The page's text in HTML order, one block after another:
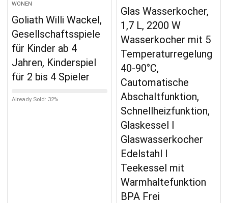
WONEN
Goliath Willi Wackel,
Gesellschaftsspiele
für Kinder ab 4
Jahren, Kinderspiel
für 2 bis 4 Spieler
Already Sold: 32%
Glas Wasserkocher,
1,7 L, 2200 W
Wasserkocher mit 5
Temperaturregelung
40-90°C,
Cautomatische
Abschaltfunktion,
Schnellheizfunktion,
Glaskessel I
Glaswasserkocher
Edelstahl I
Teekessel mit
Warmhaltefunktion
BPA Frei